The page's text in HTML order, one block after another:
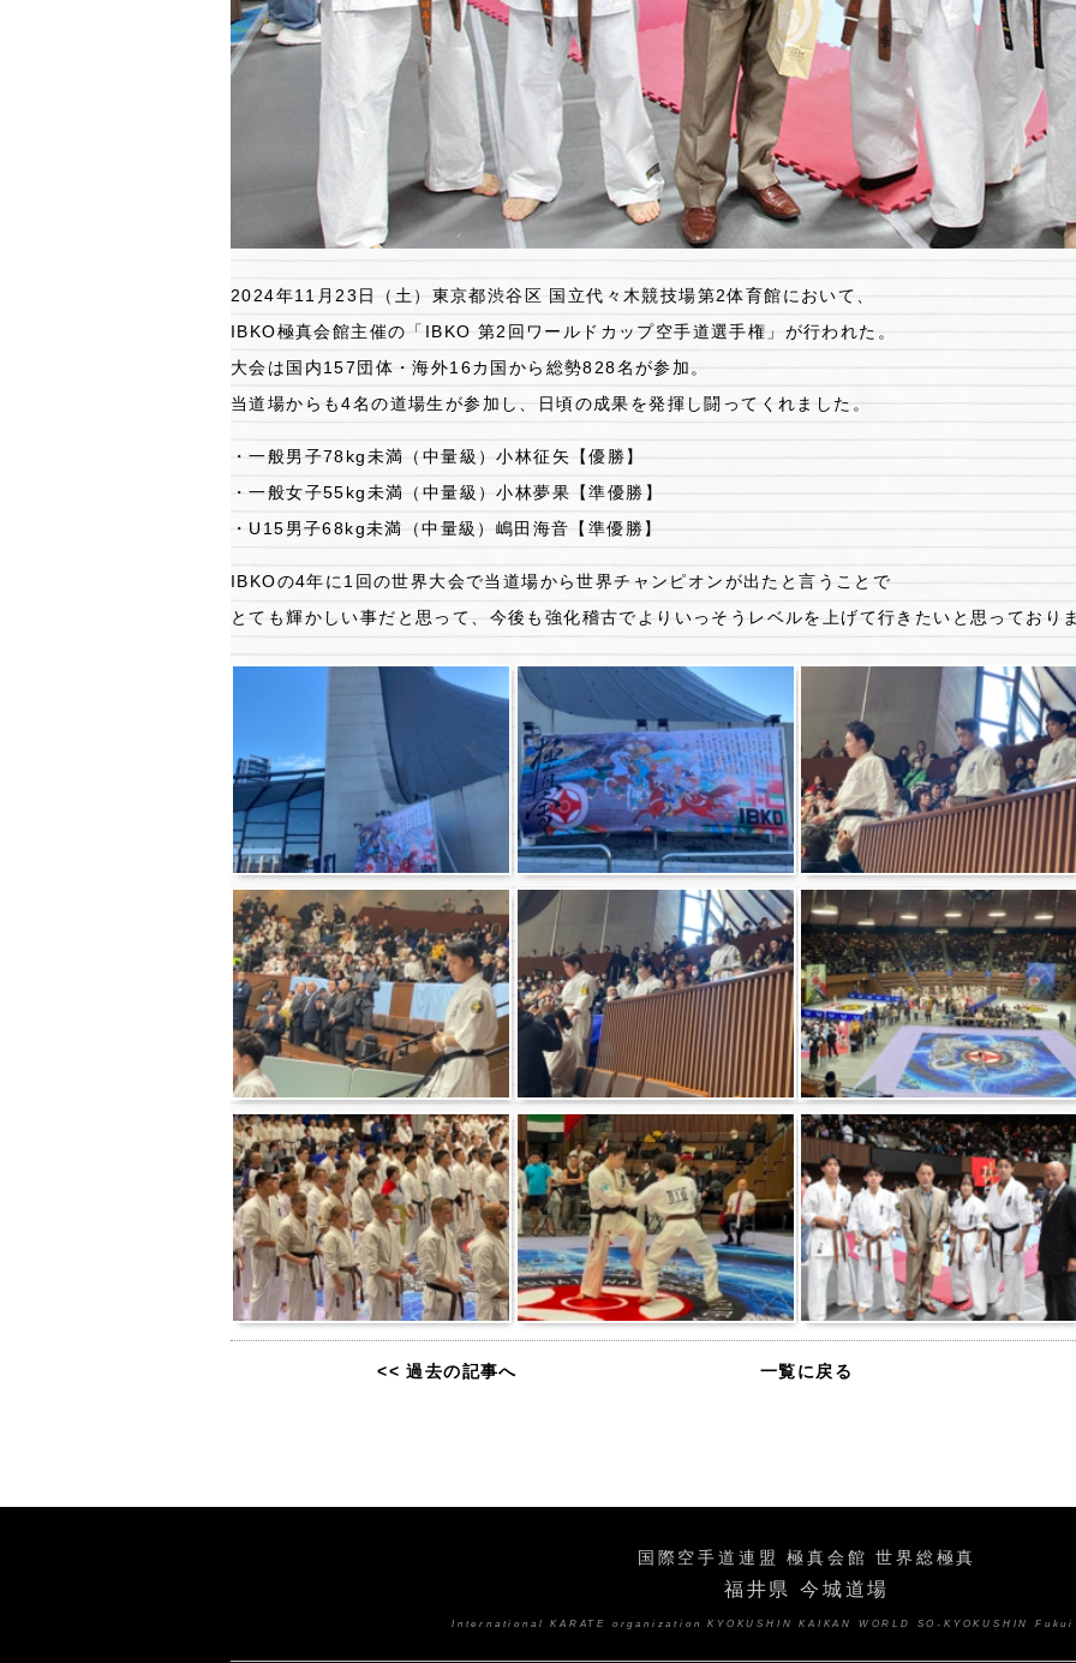
2024年11月23日（土）東京都渋谷区 国立代々木競技場第2体育館において、
IBKO極真会館主催の「IBKO 第2回ワールドカップ空手道選手権」が行われた。
大会は国内157団体・海外16カ国から総勢828名が参加。
当道場からも4名の道場生が参加し、日頃の成果を発揮し闘ってくれました。
・一般男子78kg未満（中量級）小林征矢【優勝】
・一般女子55kg未満（中量級）小林夢果【準優勝】
・U15男子68kg未満（中量級）嶋田海音【準優勝】
IBKOの4年に1回の世界大会で当道場から世界チャンピオンが出たと言うことで
とても輝かしい事だと思って、今後も強化稽古でよりいっそうレベルを上げて行きたいと思っており
<< 過去の記事へ 一覧に戻る
国際空手道連盟 極真会館 世界総極真
福井県 今城道場
International KARATE organization KYOKUSHIN KAIKAN WORLD SO-KYOKUSHIN